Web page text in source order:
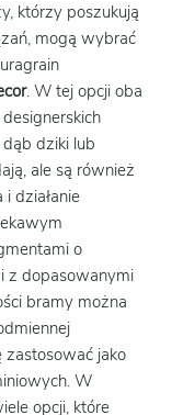
którzy poszukują
mogą wybrać
. W tej opcji oba
dziki lub
ale są również
działanie
o
z dopasowanymi
bramy można
zastosować jako
W
opcji, które